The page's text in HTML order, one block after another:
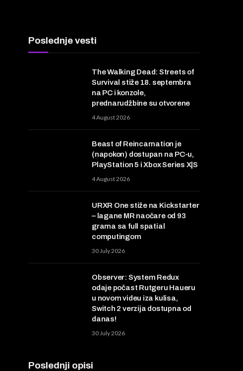
Poslednje vesti
The Walking Dead: Streets of
Survival stiže 18. septembra
na PC i konzole,
prednarudžbine su otvorene
4 August 2026
Beast of Reincarnation je
(napokon) dostupan na PC-u,
PlayStation 5 i Xbox Series X|S
4 August 2026
URXR One stiže na Kickstarter
– lagane MR naočare od 93
grama sa full spatial
computingom
30 July 2026
Observer: System Redux
odaje počast Rutgeru Haueru
u novom videu iza kulisa,
Switch 2 verzija dostupna od
danas!
30 July 2026
Poslednji opisi